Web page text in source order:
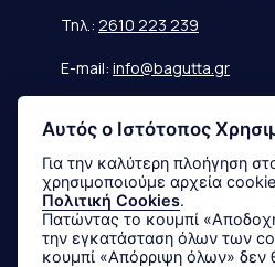
Τηλ.: 2610 223 239
E-mail: info@bagutta.gr
Πληροφορίες
Μεγεθολόγιο
Αποστολές & Επιστροφές
Αυτός ο Ιστότοπος
Για την καλύτερη πλοήγηση
χρησιμοποιούμε αρχεία
Πολιτική Cookies.
Πατώντας το κουμπί «Αποδοχή όλων» αποδέχεστε
την εγκατάσταση όλων των
κουμπί «Απόρριψη όλων» δεν